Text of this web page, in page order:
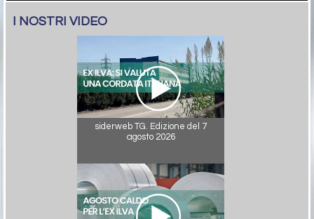
I NOSTRI VIDEO
siderweb TG. Edizione del 7
agosto 2026